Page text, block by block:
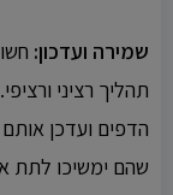
שמירה ועדכון:
תהליך רציני
הדפים ועדכן
שהם ימשיכו לתת